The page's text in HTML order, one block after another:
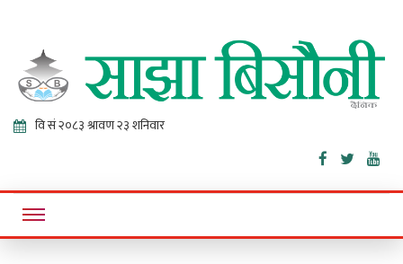
Sajha
Bisaunee
Online News Portal